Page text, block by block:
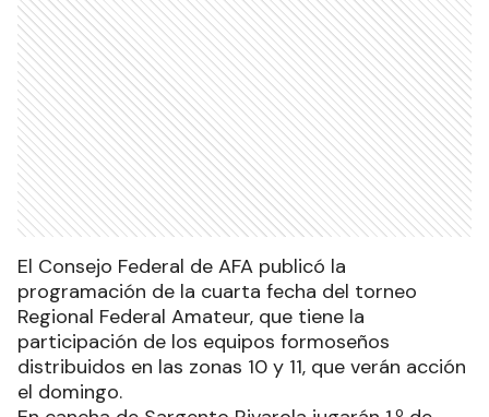
El Consejo Federal de AFA publicó la
programación de la cuarta fecha del torneo
Regional Federal Amateur, que tiene la
participación de los equipos formoseños
distribuidos en las zonas 10 y 11, que verán acción
el domingo.